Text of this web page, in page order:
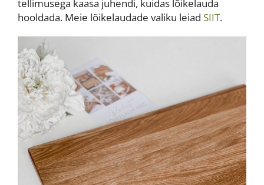
tellimusega kaasa juhendi, kuidas lõikelauda
hooldada. Meie lõikelaudade valiku leiad SIIT.